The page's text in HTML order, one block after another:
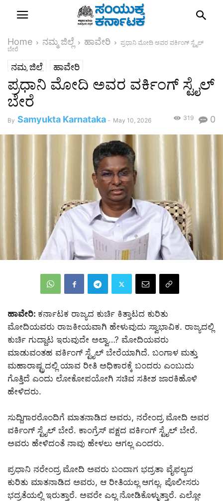
Home ನಮ್ಮ ಜಿಲ್ಲೆ ಹಾವೇರಿ
ಪ್ರಧಾನಿ ಮೋದಿ ಅವರ ವರ್ಕಿಂಗ್ ಸ್ಟೈಲ್
ಬೇರೆ
ನಮ್ಮ ಜಿಲ್ಲೆ ಹಾವೇರಿ
ಪ್ರಧಾನಿ ಮೋದಿ ಅವರ ವರ್ಕಿಂಗ್ ಸ್ಟೈಲ್
ಬೇರೆ
By Samyukta Karnataka - May 10, 2026 0
319
ಹಾವೇರಿ: ಕರ್ನಾಟಕ ರಾಜ್ಯದ ಕುರ್ಚಿ ಕಿತ್ತಾಟದ ಕುರಿತು
ಮೋದಿಯವರು ರಾಜಕೀಯವಾಗಿ ಹೇಳುವುದು ಸ್ವಾಭಾವಿಕ. ರಾಜ್ಯದಲ್ಲಿ
ಕುರ್ಚಿ ಗುದ್ದಾಟ ಇರುವುದೇ ಅಲ್ವಾ…? ಮೋದಿಯವರು
ಮಾಡುವಂತಹ ವರ್ಕಿಂಗ್ ಸ್ಟೈಲ್ ಬೇರೆಯಾಗಿದೆ. ಬಂಗಾಳ ಮತ್ತು
ಮಹಾರಾಷ್ಟ್ರದಲ್ಲಿ ಯಾವ ರೀತಿ ಅಧಿಕಾರಕ್ಕೆ ಬಂದರು ಎಂಬುದು
ಗೊತ್ತಿದೆ ಎಂದು ಲೋಕೋಪಯೋಗಿ ಸಚಿವ ಸತೀಶ ಜಾರಕಿಹೊಳಿ
ಹೇಳಿದರು.
ಸುದ್ದಿಗಾರರೊಂದಿಗೆ ಮಾತನಾಡಿದ ಅವರು, ನರೇಂದ್ರ ಮೋದಿ ಅವರ
ವರ್ಕಿಂಗ್ ಸ್ಟೈಲ್ ಬೇರೆ. ಕಾಂಗ್ರೆಸ್ ಪಕ್ಷದ ವರ್ಕಿಂಗ್ ಸ್ಟೈಲ್ ಬೇರೆ.
ಅವರು ಹೇಳಿದಂತೆ ನಾವು ಹೇಳಲು ಆಗಲ್ಲ ಎಂದರು.
ಪ್ರಧಾನಿ ನರೇಂದ್ರ ಮೋದಿ ಅವರು ಬಂದಾಗ ಭದ್ರತಾ ವೈಫಲ್ಯದ
ಕುರಿತು ಮಾತನಾಡಿದ ಅವರು, ಆ ರೀತಿಯಲ್ಲ ಆಗಲ್ಲ. ಪೊಲೀಸರು
ಭದ್ರತೆಯಲ್ಲಿ ಇರುತ್ತಾರೆ. ಅವರೇ ಎಲ್ಲ ನೋಡಿಕೊಳ್ಳುತ್ತಾರೆ. ಎಲ್ಲೋ